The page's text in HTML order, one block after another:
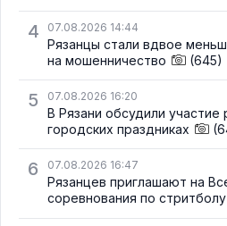
4 07.08.2026 14:44
Рязанцы стали вдвое
на мошенничество
(645)
5 07.08.2026 16:20
В Рязани обсудили участие
городских праздниках
6 07.08.2026 16:47
Рязанцев приглашают на
соревнования по стритболу